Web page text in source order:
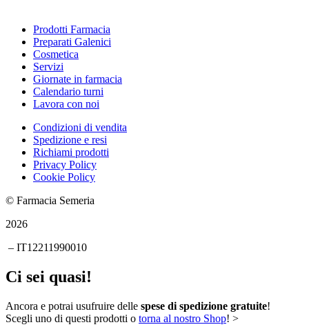
Prodotti Farmacia
Preparati Galenici
Cosmetica
Servizi
Giornate in farmacia
Calendario turni
Lavora con noi
Condizioni di vendita
Spedizione e resi
Richiami prodotti
Privacy Policy
Cookie Policy
© Farmacia Semeria
2026
– IT12211990010
Ci sei quasi!
Ancora e potrai usufruire delle spese di spedizione gratuite!
Scegli uno di questi prodotti o torna al nostro Shop! >